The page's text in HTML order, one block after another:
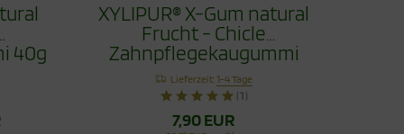
40g
XYLIPUR® X-Gum natural
Frucht - Chicle
Zahnpflegekaugummi
Vorteilspack 80g
Lieferzeit:1-4 Tage
(1)
7,90 EUR